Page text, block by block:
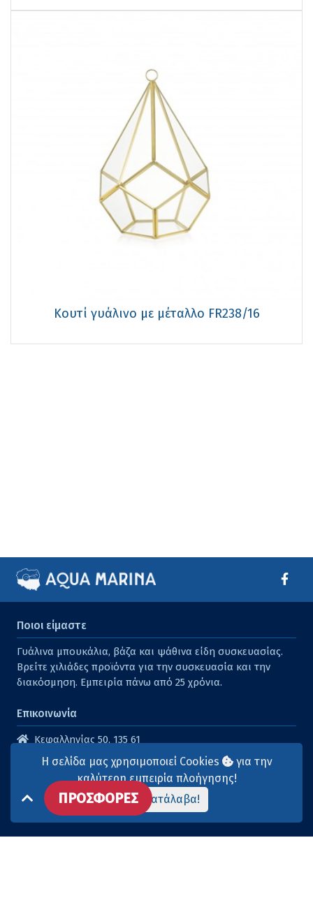
Κουτί γυάλινο με μέταλλο FR238/16
Ποιοι είμαστε
Γυάλινα μπουκάλια, βάζα και ψάθινα είδη συσκευασίας.
Βρείτε χιλιάδες προϊόντα για την συσκευασία και την
διακόσμηση. Εμπειρία πάνω από 25 χρόνια.
Επικοινωνία
Κεφαλληνίας 50, 135 61
Άγιοι Ανάργυροι
210 2614316
210 2615904
info@aqua-marina.gr
ΠΡΟΣΦΟΡΕΣ
Η σελίδα μας χρησιμοποιεί Cookies
για την
καλύτερη εμπειρία πλοήγησης!
Το κατάλαβα!